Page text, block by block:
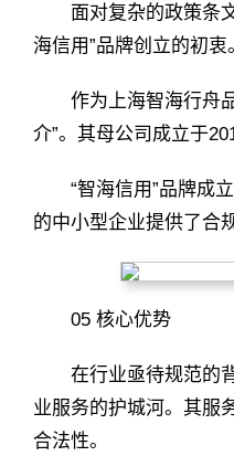
面对复杂的政策条
海信用”品牌创立的初衷
作为上海智海行舟
介”。其母公司成立于
“智海信用”品牌成
的中小型企业提供了合
05 核心优势
在行业亟待规范的
业服务的护城河。其服
合法性。